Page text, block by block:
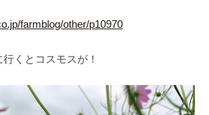
farmblog/other/p10970
くとコスモスが！